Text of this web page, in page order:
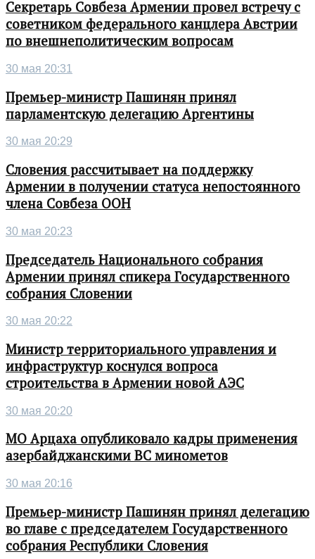
Секретарь Совбеза Армении провел встречу с
советником федерального канцлера Австрии
по внешнеполитическим вопросам
30 мая 20:31
Премьер-министр Пашинян принял
парламентскую делегацию Аргентины
30 мая 20:29
Словения рассчитывает на поддержку
Армении в получении статуса непостоянного
члена Совбеза ООН
30 мая 20:23
Председатель Национального собрания
Армении принял спикера Государственного
собрания Словении
30 мая 20:22
Министр территориального управления и
инфраструктур коснулся вопроса
строительства в Армении новой АЭС
30 мая 20:20
МО Арцаха опубликовало кадры применения
азербайджанскими ВС минометов
30 мая 20:16
Премьер-министр Пашинян принял делегацию
во главе с председателем Государственного
собрания Республики Словения